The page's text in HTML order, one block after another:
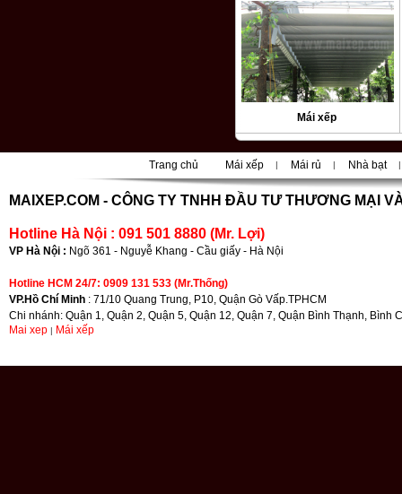
Mái xếp
Trang chủ Mái xếp | Mái rủ | Nhà bạt |
MAIXEP.COM - CÔNG TY TNHH ĐẦU TƯ THƯƠNG MẠI
Hotline Hà Nội : 091 501 8880 (Mr. Lợi)
VP Hà Nội : Ngõ 361 - Nguyễ Khang - Cầu giấy - Hà Nội
Hotline HCM 24/7: 0909 131 533 (Mr.Thống)
VP.Hồ Chí Minh : 71/10 Quang Trung, P10, Quận Gò Vấp.TPHCM
Chi nhánh: Quận 1, Quận 2, Quận 5, Quận 12, Quận 7, Quận Bình Thạnh, Bình
Mai xep | Mái xếp